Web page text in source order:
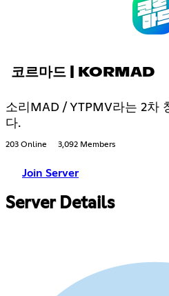
코르마드 | KORMAD
소리MAD / YTPMV라는 2차
다.
203 Online 3,092 Members
Join Server
Server Details